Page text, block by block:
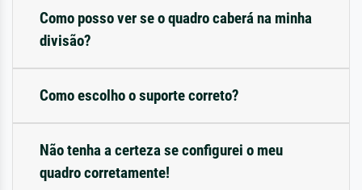
Como posso ver se o quadro caberá na minha
divisão?
Como escolho o suporte correto?
Não tenha a certeza se configurei o meu
quadro corretamente!